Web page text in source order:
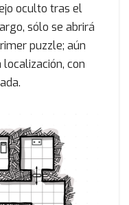
oculto tras el
sólo se abrirá
puzzle; aún
con